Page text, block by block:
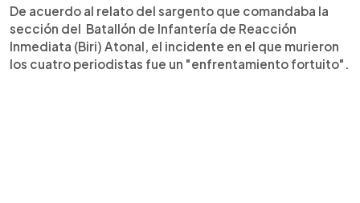
De acuerdo al relato del sargento que comandaba la
sección del Batallón de Infantería de Reacción
Inmediata (Biri) Atonal, el incidente en el que murieron
los cuatro periodistas fue un "enfrentamiento fortuito".